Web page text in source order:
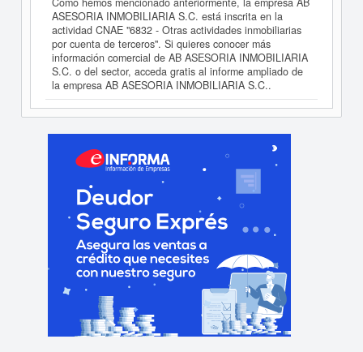
ASESORIA INMOBILIARIA S.C. está inscrita en la
actividad CNAE "6832 - Otras actividades inmobiliarias
por cuenta de terceros". Si quieres conocer más
información comercial de AB ASESORIA INMOBILIARIA
S.C. o del sector, acceda gratis al informe ampliado de
la empresa AB ASESORIA INMOBILIARIA S.C..